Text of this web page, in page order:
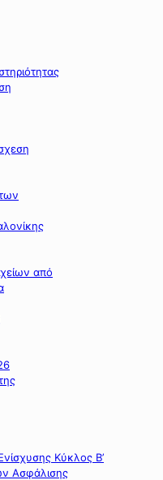
από
Κύκλος Β’
Ασφάλισης